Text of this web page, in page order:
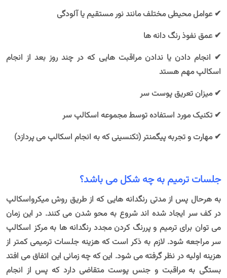
✔ عوامل محیطی مختلف مانند نور مستقیم یا آلودگی
✔ عمق نفوذ رنگ دانه ها
✔ انجام دادن یا ندادن مراقبت هایی که در چند روز بعد از انجام
اسکالپ مهم هستد
✔ میزان تعریق پوست سر
✔ تکنیک مورد استفاده توسط مجموعه اسکالپ سر
✔ مهارت و تجربه پیگمنتر (تکنسینی که به انجام اسکالپ می پردازد)
جلسات ترمیم به چه شکل می باشد؟
به هرحال پس از مدتی رنگدانه هایی که از طریق روش میکرواسکالپ
در کف سر ایجاد شده اند شروع به محو شدن می کنند. در این زمان
می توان برای ترمیم و پررنگ کردن مجدد رنگدانه ها به مرکز اسکالپ
سر مراجعه شود. لازم به ذکر است که هزینه جلسات ترمیمی کمتر از
هزینه اولیه در نظر گرفته می شود. این که چه زمانی این اتفاق می افتد
بستگی به مراقبت و جنس پوست متقاضی دارد که پس از انجام